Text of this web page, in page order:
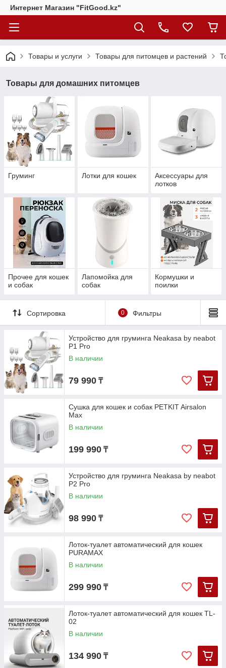
Интернет Магазин "FitGood.kz"
Товары и услуги Товары для питомцев и растений
Товары для домашних питомцев
Груминг Лотки для кошек
Аксессуары для
лотков
Прочее для кошек
и собак
Лапомойка для
собак
Кормушки и
поилки
Сортировка 0 Фильтры
Устройство для груминга Neakasa by neabot
P1 Pro
В наличии
79 990 ₸
Cушка для кошек и собак PETKIT Airsalon
Max
В наличии
199 990 ₸
Устройство для груминга Neakasa by neabot
P2 Pro
В наличии
98 990 ₸
Лоток-туалет автоматический для кошек
PURAMAX
В наличии
299 990 ₸
Лоток-туалет автоматический для кошек TL-
02
В наличии
134 990 ₸